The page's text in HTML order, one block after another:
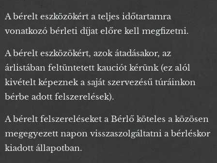
A bérelt eszközökért a teljes időtartamra
vonatkozó bérleti díjat előre kell megfizetni.
A bérelt eszközökért, azok átadásakor, az
árlistában feltüntetett kauciót kérünk (ez alól
kivételt képeznek a saját szervezésű túráinkon
bérbe adott felszerelések).
A bérelt felszereléseket a Bérlő köteles a közösen
megegyezett napon visszaszolgáltatni a bérléskor
kiadott állapotban.